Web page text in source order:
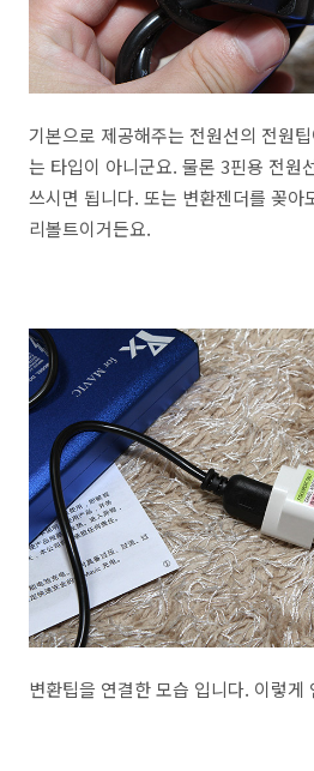
기본으로 제공해주는 전원선의 전원
는 타입이 아니군요. 물론 3핀용 전원
쓰시면 됩니다. 또는 변환젠더를 꽂아
리볼트이거든요.
변환팁을 연결한 모습 입니다. 이렇게